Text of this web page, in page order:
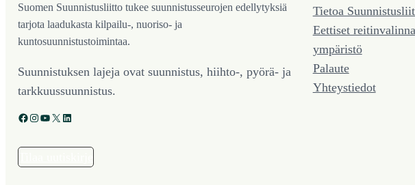
Suomen Suunnistusliitto tukee suunnistusseurojen edellytyksiä
tarjota laadukasta kilpailu-, nuoriso- ja
kuntosuunnistustoimintaa.
Suunnistuksen lajeja ovat suunnistus, hiihto-, pyörä- ja
tarkkuussuunnistus.
Facebook Instagram YouTube X LinkedIn
Tietoa
Eettiset
ympäristö
Palaute
Yhteystiedot